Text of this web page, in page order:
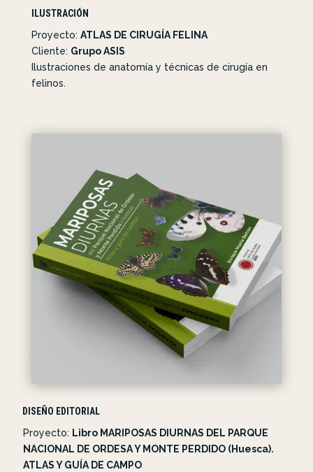
ILUSTRACIÓN
Proyecto: ATLAS DE CIRUGÍA FELINA
Cliente: Grupo ASIS
Ilustraciones de anatomía y técnicas de cirugía en
felinos.
DISEÑO EDITORIAL
Proyecto: Libro MARIPOSAS DIURNAS DEL PARQUE
NACIONAL DE ORDESA Y MONTE PERDIDO (Huesca).
ATLAS Y GUÍA DE CAMPO